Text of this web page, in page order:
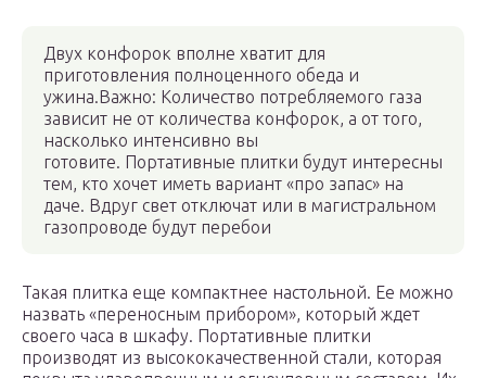
Двух конфорок вполне хватит для
приготовления полноценного обеда и
ужина.Важно: Количество потребляемого газа
зависит не от количества конфорок, а от того,
насколько интенсивно вы
готовите. Портативные плитки будут интересны
тем, кто хочет иметь вариант «про запас» на
даче. Вдруг свет отключат или в магистральном
газопроводе будут перебои
Такая плитка еще компактнее настольной. Ее можно
назвать «переносным прибором», который ждет
своего часа в шкафу. Портативные плитки
производят из высококачественной стали, которая